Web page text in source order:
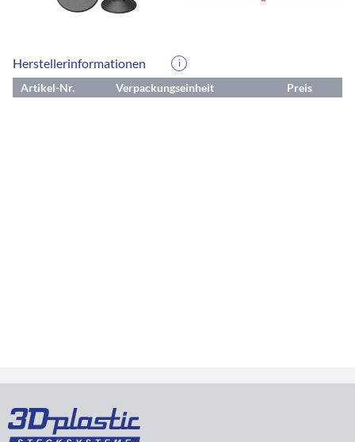
Herstellerinformationen i
Artikel-Nr. Verpackungseinheit Preis